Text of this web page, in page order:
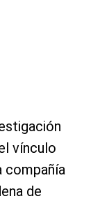
vínculo
compañía
de